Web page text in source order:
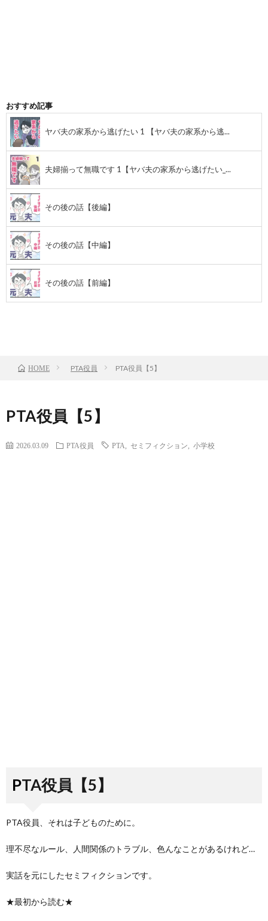
おすすめ記事
ヤバ夫の家系から逃げたい 1 【ヤバ夫の家系から逃...
夫婦揃って無職です 1【ヤバ夫の家系から逃げたい_...
その後の話【後編】
その後の話【中編】
その後の話【前編】
HOME PTA役員 PTA役員【5】
PTA役員【5】
2026.03.09 PTA役員 PTA セミフィクション 小学校
PTA役員【5】
PTA役員、それは子どものために。
理不尽なルール、人間関係のトラブル、色んなことがあるけれど…
実話を元にしたセミフィクションです。
★最初から読む★